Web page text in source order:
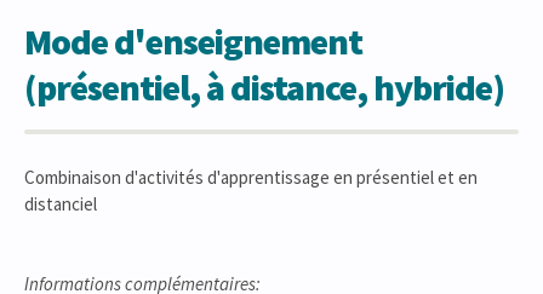
Mode d'enseignement
(présentiel, à distance, hybride)
Combinaison d'activités d'apprentissage en présentiel et en
distanciel
Informations complémentaires: